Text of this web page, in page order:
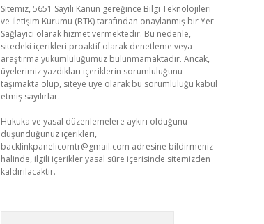
Sitemiz, 5651 Sayılı Kanun gereğince Bilgi Teknolojileri
ve İletişim Kurumu (BTK) tarafından onaylanmış bir Yer
Sağlayıcı olarak hizmet vermektedir. Bu nedenle,
sitedeki içerikleri proaktif olarak denetleme veya
araştırma yükümlülüğümüz bulunmamaktadır. Ancak,
üyelerimiz yazdıkları içeriklerin sorumluluğunu
taşımakta olup, siteye üye olarak bu sorumluluğu kabul
etmiş sayılırlar.
Hukuka ve yasal düzenlemelere aykırı olduğunu
düşündüğünüz içerikleri,
backlinkpanelicomtr@gmail.com adresine bildirmeniz
halinde, ilgili içerikler yasal süre içerisinde sitemizden
kaldırılacaktır.